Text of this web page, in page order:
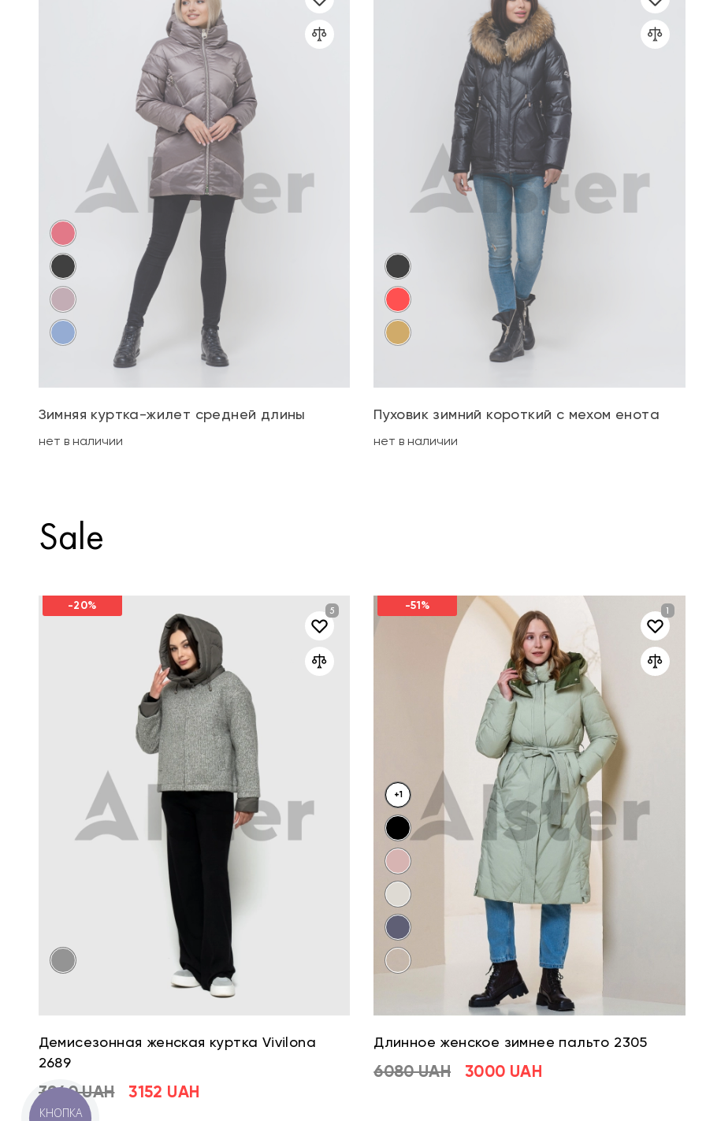
Зимняя куртка-жилет средней длины
нет в наличии
Пуховик зимний короткий с мехом енота
нет в наличии
Sale
-20%
Демисезонная женская куртка Vivilona
2689
3940 UAH 3152 UAH
-51%
+1
Длинное женское зимнее пальто 2305
6080 UAH 3000 UAH
КНОПКА